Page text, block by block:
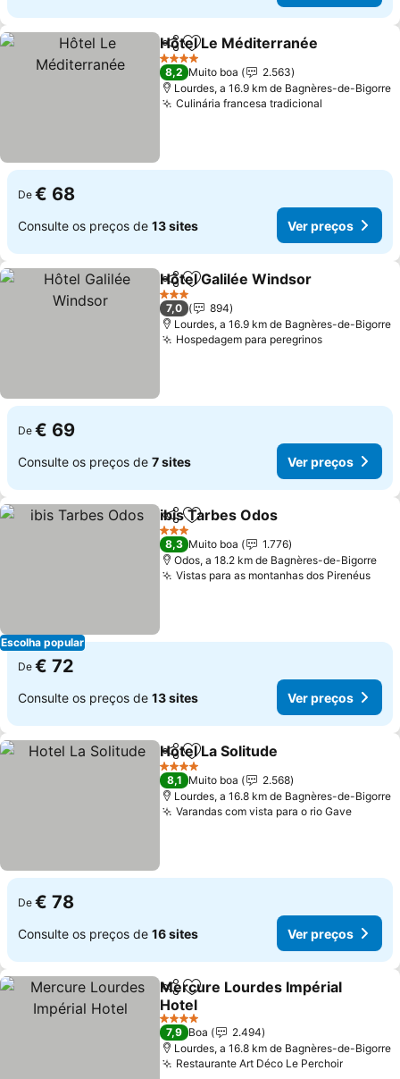
PartilharAdicionar aos favoritos
Hôtel Le Méditerranée
4 Estrelas
8,2 Muito boa
2.563
Lourdes, a 16.9 km de Bagnères-de-Bigorre
Culinária francesa tradicional
De € 68
Consulte os preços de 13 sites Ver preços
PartilharAdicionar aos favoritos
Hôtel Galilée Windsor
3 Estrelas
7,0
894
Lourdes, a 16.9 km de Bagnères-de-Bigorre
Hospedagem para peregrinosVer preços
De € 69
Consulte os preços de 7 sites Ver preços
Escolha popular
PartilharAdicionar aos favoritos
ibis Tarbes Odos
3 Estrelas
8,3 Muito boa
1.776
Odos, a 18.2 km de Bagnères-de-Bigorre
Vistas para as montanhas dos PirenéusVer
De € 72
Consulte os preços de 13 sites Ver preços
PartilharAdicionar aos favoritos
Hotel La Solitude
4 Estrelas
8,1 Muito boa
2.568
Lourdes, a 16.8 km de Bagnères-de-Bigorre
Varandas com vista para o rio GaveVer
De € 78
Consulte os preços de 16 sites Ver preços
PartilharAdicionar aos favoritos
Mercure Lourdes Impérial
Hotel
Ver preços
4 Estrelas
7,9 Boa
2.494
Lourdes, a 16.8 km de Bagnères-de-Bigorre
Restaurante Art Déco Le PerchoirVer